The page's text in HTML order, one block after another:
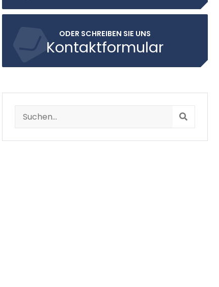
ODER SCHREIBEN SIE UNS
Kontaktformular